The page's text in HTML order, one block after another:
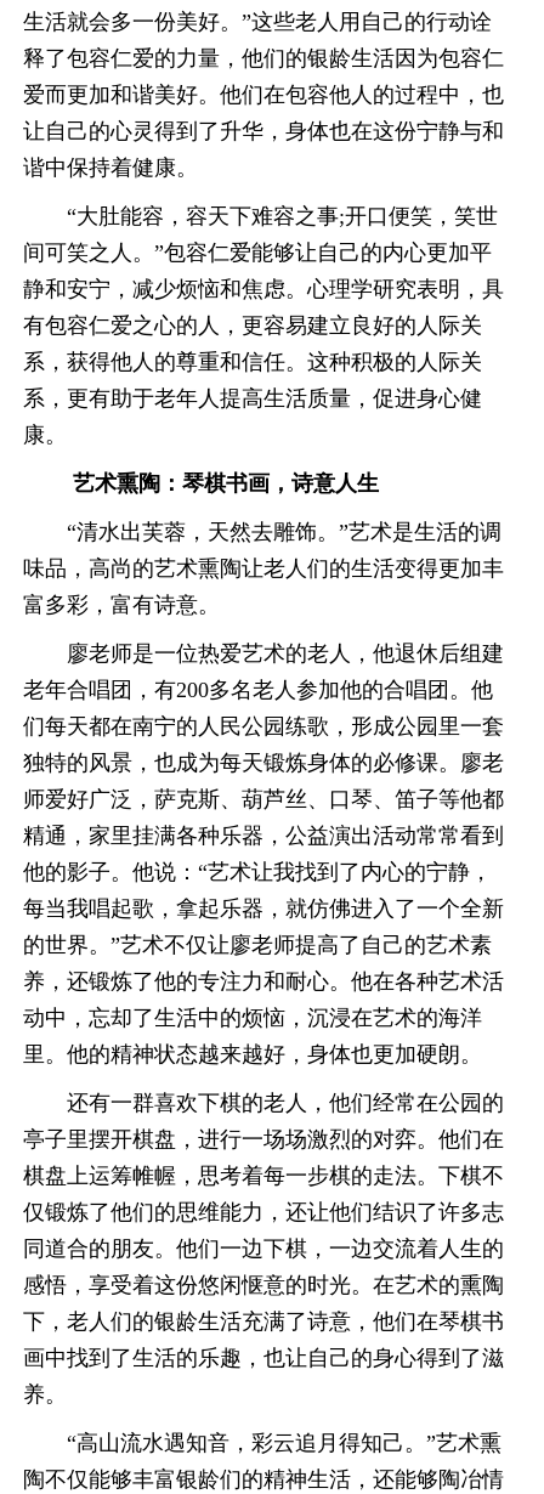
生活就会多一份美好。”这些老人用自己的行动诠
释了包容仁爱的力量，他们的银龄生活因为包容仁
爱而更加和谐美好。他们在包容他人的过程中，也
让自己的心灵得到了升华，身体也在这份宁静与和
谐中保持着健康。
“大肚能容，容天下难容之事;开口便笑，笑世
间可笑之人。”包容仁爱能够让自己的内心更加平
静和安宁，减少烦恼和焦虑。心理学研究表明，具
有包容仁爱之心的人，更容易建立良好的人际关
系，获得他人的尊重和信任。这种积极的人际关
系，更有助于老年人提高生活质量，促进身心健
康。
艺术熏陶：琴棋书画，诗意人生
“清水出芙蓉，天然去雕饰。”艺术是生活的调
味品，高尚的艺术熏陶让老人们的生活变得更加丰
富多彩，富有诗意。
廖老师是一位热爱艺术的老人，他退休后组建
老年合唱团，有200多名老人参加他的合唱团。他
们每天都在南宁的人民公园练歌，形成公园里一套
独特的风景，也成为每天锻炼身体的必修课。廖老
师爱好广泛，萨克斯、葫芦丝、口琴、笛子等他都
精通，家里挂满各种乐器，公益演出活动常常看到
他的影子。他说：“艺术让我找到了内心的宁静，
每当我唱起歌，拿起乐器，就仿佛进入了一个全新
的世界。”艺术不仅让廖老师提高了自己的艺术素
养，还锻炼了他的专注力和耐心。他在各种艺术活
动中，忘却了生活中的烦恼，沉浸在艺术的海洋
里。他的精神状态越来越好，身体也更加硬朗。
还有一群喜欢下棋的老人，他们经常在公园的
亭子里摆开棋盘，进行一场场激烈的对弈。他们在
棋盘上运筹帷幄，思考着每一步棋的走法。下棋不
仅锻炼了他们的思维能力，还让他们结识了许多志
同道合的朋友。他们一边下棋，一边交流着人生的
感悟，享受着这份悠闲惬意的时光。在艺术的熏陶
下，老人们的银龄生活充满了诗意，他们在琴棋书
画中找到了生活的乐趣，也让自己的身心得到了滋
养。
“高山流水遇知音，彩云追月得知己。”艺术熏
陶不仅能够丰富银龄们的精神生活，还能够陶冶情